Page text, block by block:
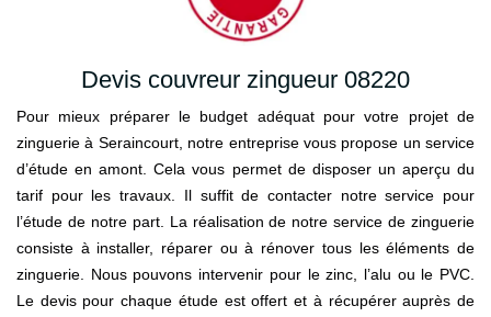
Devis couvreur zingueur 08220
Pour mieux préparer le budget adéquat pour votre projet de
zinguerie à Seraincourt, notre entreprise vous propose un service
d’étude en amont. Cela vous permet de disposer un aperçu du
tarif pour les travaux. Il suffit de contacter notre service pour
l’étude de notre part. La réalisation de notre service de zinguerie
consiste à installer, réparer ou à rénover tous les éléments de
zinguerie. Nous pouvons intervenir pour le zinc, l’alu ou le PVC.
Le devis pour chaque étude est offert et à récupérer auprès de